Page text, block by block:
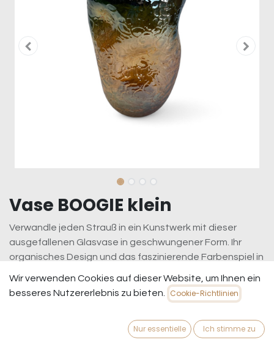
Vase BOOGIE klein
Verwandle jeden Strauß in ein Kunstwerk mit dieser
ausgefallenen Glasvase in geschwungener Form. Ihr
organisches Design und das faszinierende Farbenspiel in
absoluten Hingucker – ob auf dem Sideboard, Esstisch
oder als stilvolles Highlight im Wohnzimmer.
zzgl. Versandkosten
Wir verwenden Cookies auf dieser Website, um Ihnen ein
besseres Nutzererlebnis zu bieten.
Cookie-Richtlinien
Nur essentielle Ich stimme zu